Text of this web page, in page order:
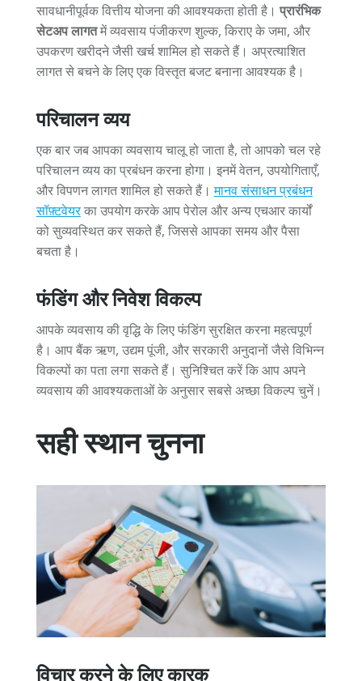
सावधानीपूर्वक वित्तीय योजना की आवश्यकता होती है।प्रारंभिक
सेटअप लागतमें व्यवसाय पंजीकरण शुल्क, किराए के जमा, और
उपकरण खरीदने जैसी खर्च शामिल हो सकते हैं। अप्रत्याशित
लागत से बचने के लिए एक विस्तृत बजट बनाना आवश्यक है।
परिचालन व्यय
एक बार जब आपका व्यवसाय चालू हो जाता है, तो आपको चल रहे
परिचालन व्यय का प्रबंधन करना होगा। इनमें वेतन, उपयोगिताएँ,
और विपणन लागत शामिल हो सकते हैं।मानव संसाधन प्रबंधन
सॉफ़्टवेयरका उपयोग करके आप पेरोल और अन्य एचआर कार्यों
को सुव्यवस्थित कर सकते हैं, जिससे आपका समय और पैसा
बचता है।
फंडिंग और निवेश विकल्प
आपके व्यवसाय की वृद्धि के लिए फंडिंग सुरक्षित करना महत्वपूर्ण
है। आप बैंक ऋण, उद्यम पूंजी, और सरकारी अनुदानों जैसे विभिन्न
विकल्पों का पता लगा सकते हैं। सुनिश्चित करें कि आप अपने
व्यवसाय की आवश्यकताओं के अनुसार सबसे अच्छा विकल्प चुनें।
सही स्थान चुनना
विचार करने के लिए कारक